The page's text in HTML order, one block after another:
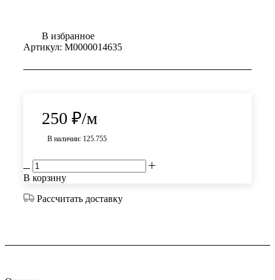
В избранное
Артикул: М0000014635
250 ₽/м
В наличии: 125.755
В корзину
Рассчитать доставку